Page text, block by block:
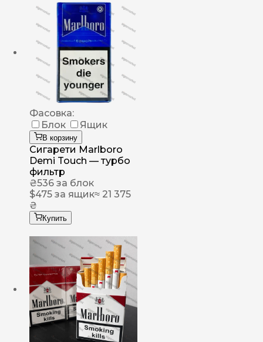
Фасовка:
Блок
Ящик
В корзину
Сигарети Marlboro
Demi Touch — турбо
фильтр
₴536 за блок
$475 за ящик≈ 21 375
₴
Купить